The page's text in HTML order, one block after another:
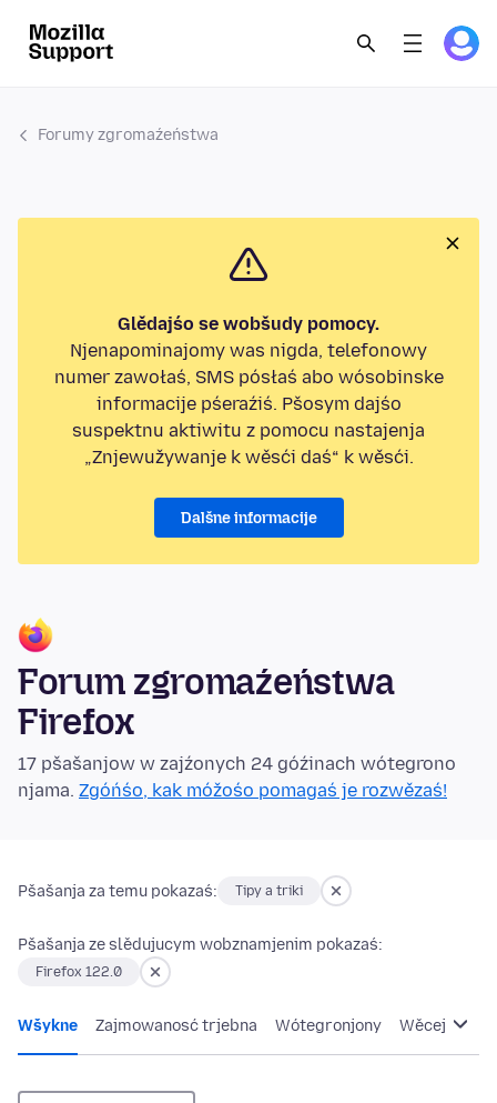
Forumy zgromaźeństwa
Glědajśo se wobšudy pomocy.
Njenapominajomy was nigda, telefonowy
numer zawołaś, SMS pósłaś abo wósobinske
informacije pśeraźiś. Pšosym dajśo
suspektnu aktiwitu z pomocu nastajenja
„Znjewužywanje k wěsći daś“ k wěsći.
Dalšne informacije
Forum zgromaźeństwa
Firefox
17 pšašanjow w zajźonych 24 góźinach wótegrono
njama. Zgóńśo, kak móžośo pomagaś je rozwězaś!
Pšašanja za temu pokazaś: Tipy a triki
Pšašanja ze slědujucym wobznamjenim pokazaś:
Firefox 122.0
Wšykne Zajmowanosć trjebna Wótegronjony Wěcej